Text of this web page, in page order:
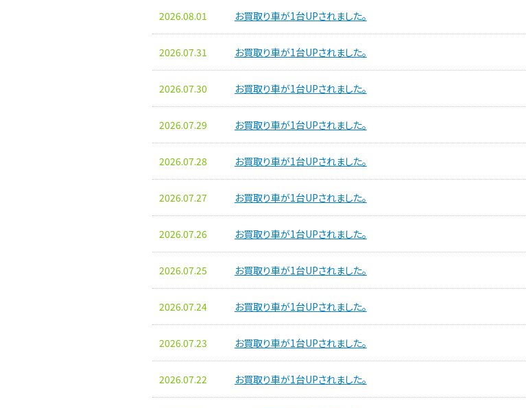
2026.08.01 お買取り車が1台UPされました。
2026.07.31 お買取り車が1台UPされました。
2026.07.30 お買取り車が1台UPされました。
2026.07.29 お買取り車が1台UPされました。
2026.07.28 お買取り車が1台UPされました。
2026.07.27 お買取り車が1台UPされました。
2026.07.26 お買取り車が1台UPされました。
2026.07.25 お買取り車が1台UPされました。
2026.07.24 お買取り車が1台UPされました。
2026.07.23 お買取り車が1台UPされました。
2026.07.22 お買取り車が1台UPされました。